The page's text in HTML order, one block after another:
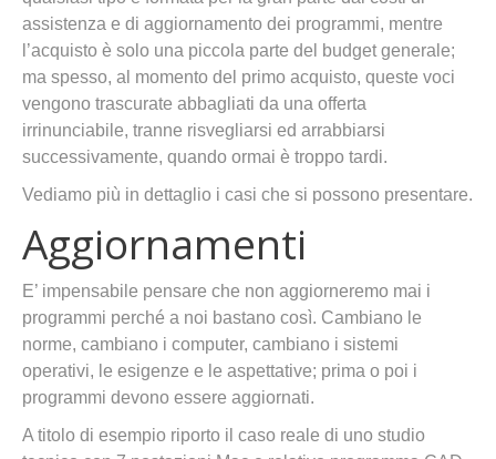
assistenza e di aggiornamento dei programmi, mentre
l’acquisto è solo una piccola parte del budget generale;
ma spesso, al momento del primo acquisto, queste voci
vengono trascurate abbagliati da una offerta
irrinunciabile, tranne risvegliarsi ed arrabbiarsi
successivamente, quando ormai è troppo tardi.
Vediamo più in dettaglio i casi che si possono presentare.
Aggiornamenti
E’ impensabile pensare che non aggiorneremo mai i
programmi perché a noi bastano così. Cambiano le
norme, cambiano i computer, cambiano i sistemi
operativi, le esigenze e le aspettative; prima o poi i
programmi devono essere aggiornati.
A titolo di esempio riporto il caso reale di uno studio